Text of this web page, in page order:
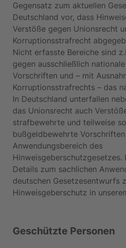
Gegensatz zum aktuellen
Deutschland vor, dass
Verstöße gegen Unionsrecht
Korruptionsstrafrecht
Nicht erfasste Bereiche sind
gegen ausschließlich
Vorschriften und – mit
Korruptionsstrafrechts – das
In Deutschland unterfallen
das Unionsrecht auch
strafbewehrte und teilweise
bußgeldbewehrte
Anwendungsbereich des
Hinweisgeberschutzgesetzes.
Details zum sachlichen
deutschen Gesetzesentwurfs
Hinweisgeberschutz in
Geschützte Personen